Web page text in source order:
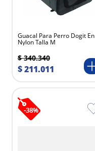
Guacal Para Perro Dogit En
Nylon Talla M
$ 340.340
$211.011
-38%